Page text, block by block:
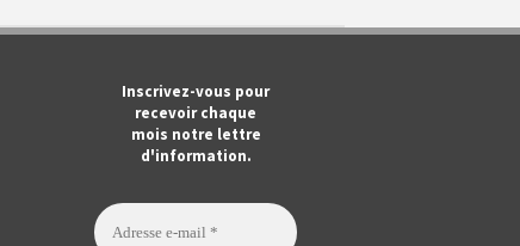
Inscrivez-vous pour
recevoir chaque
mois notre lettre
d'information.